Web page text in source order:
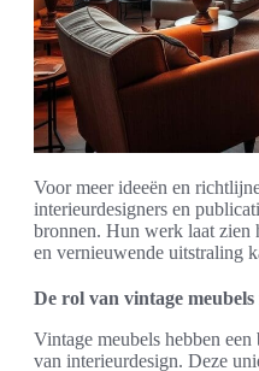
Voor meer ideeën en
interieurdesigners en
bronnen. Hun werk laat zien
en vernieuwende uitstraling
De rol van vintage
Vintage meubels hebben
van interieurdesign. Deze